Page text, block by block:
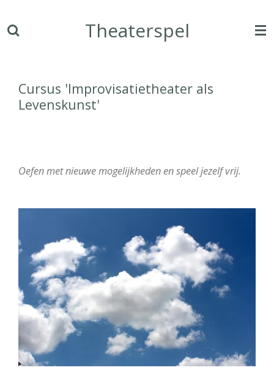
direct
Theaterspel
Cursus 'Improvisatietheater als
Levenskunst'
Oefen met nieuwe mogelijkheden en speel jezelf vrij.